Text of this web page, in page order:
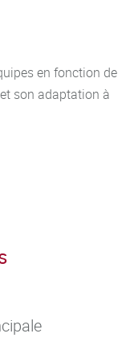
en fonction de
son adaptation à